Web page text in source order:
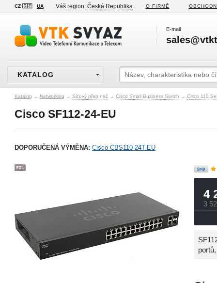
CZ 🇨🇿 UA Váš region: Česká Republika O FIRMĚ
E-mail
KATALOG
Katalog → Networking → Síťový přepínač → Cisco Small Business Switch → Cisco 110
Cisco SF112-24-EU
DOPORUČENÁ VÝMĚNA: Cisco CBS110-24T-EU
4
3